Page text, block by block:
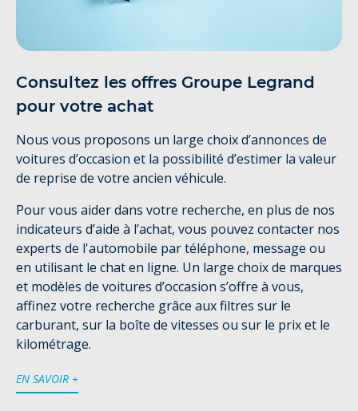
Consultez les offres Groupe Legrand
pour votre achat
Nous vous proposons un large choix d’annonces de
voitures d’occasion et la possibilité d’estimer la valeur
de reprise de votre ancien véhicule.
Pour vous aider dans votre recherche, en plus de nos
indicateurs d’aide à l’achat, vous pouvez contacter nos
experts de l'automobile par téléphone, message ou
en utilisant le chat en ligne. Un large choix de marques
et modèles de voitures d’occasion s’offre à vous,
affinez votre recherche grâce aux filtres sur le
carburant, sur la boîte de vitesses ou sur le prix et le
kilométrage.
EN SAVOIR +